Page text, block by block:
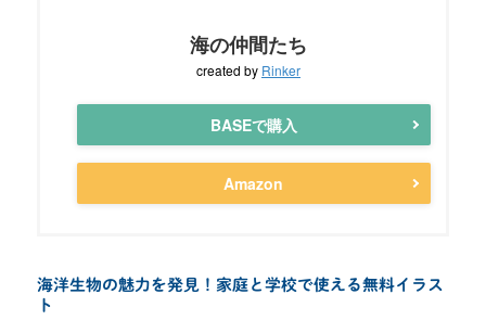
海の仲間たち
created by Rinker
BASEで購入
Amazon
海洋生物の魅力を発見！家庭と学校で使える無料イラス
ト